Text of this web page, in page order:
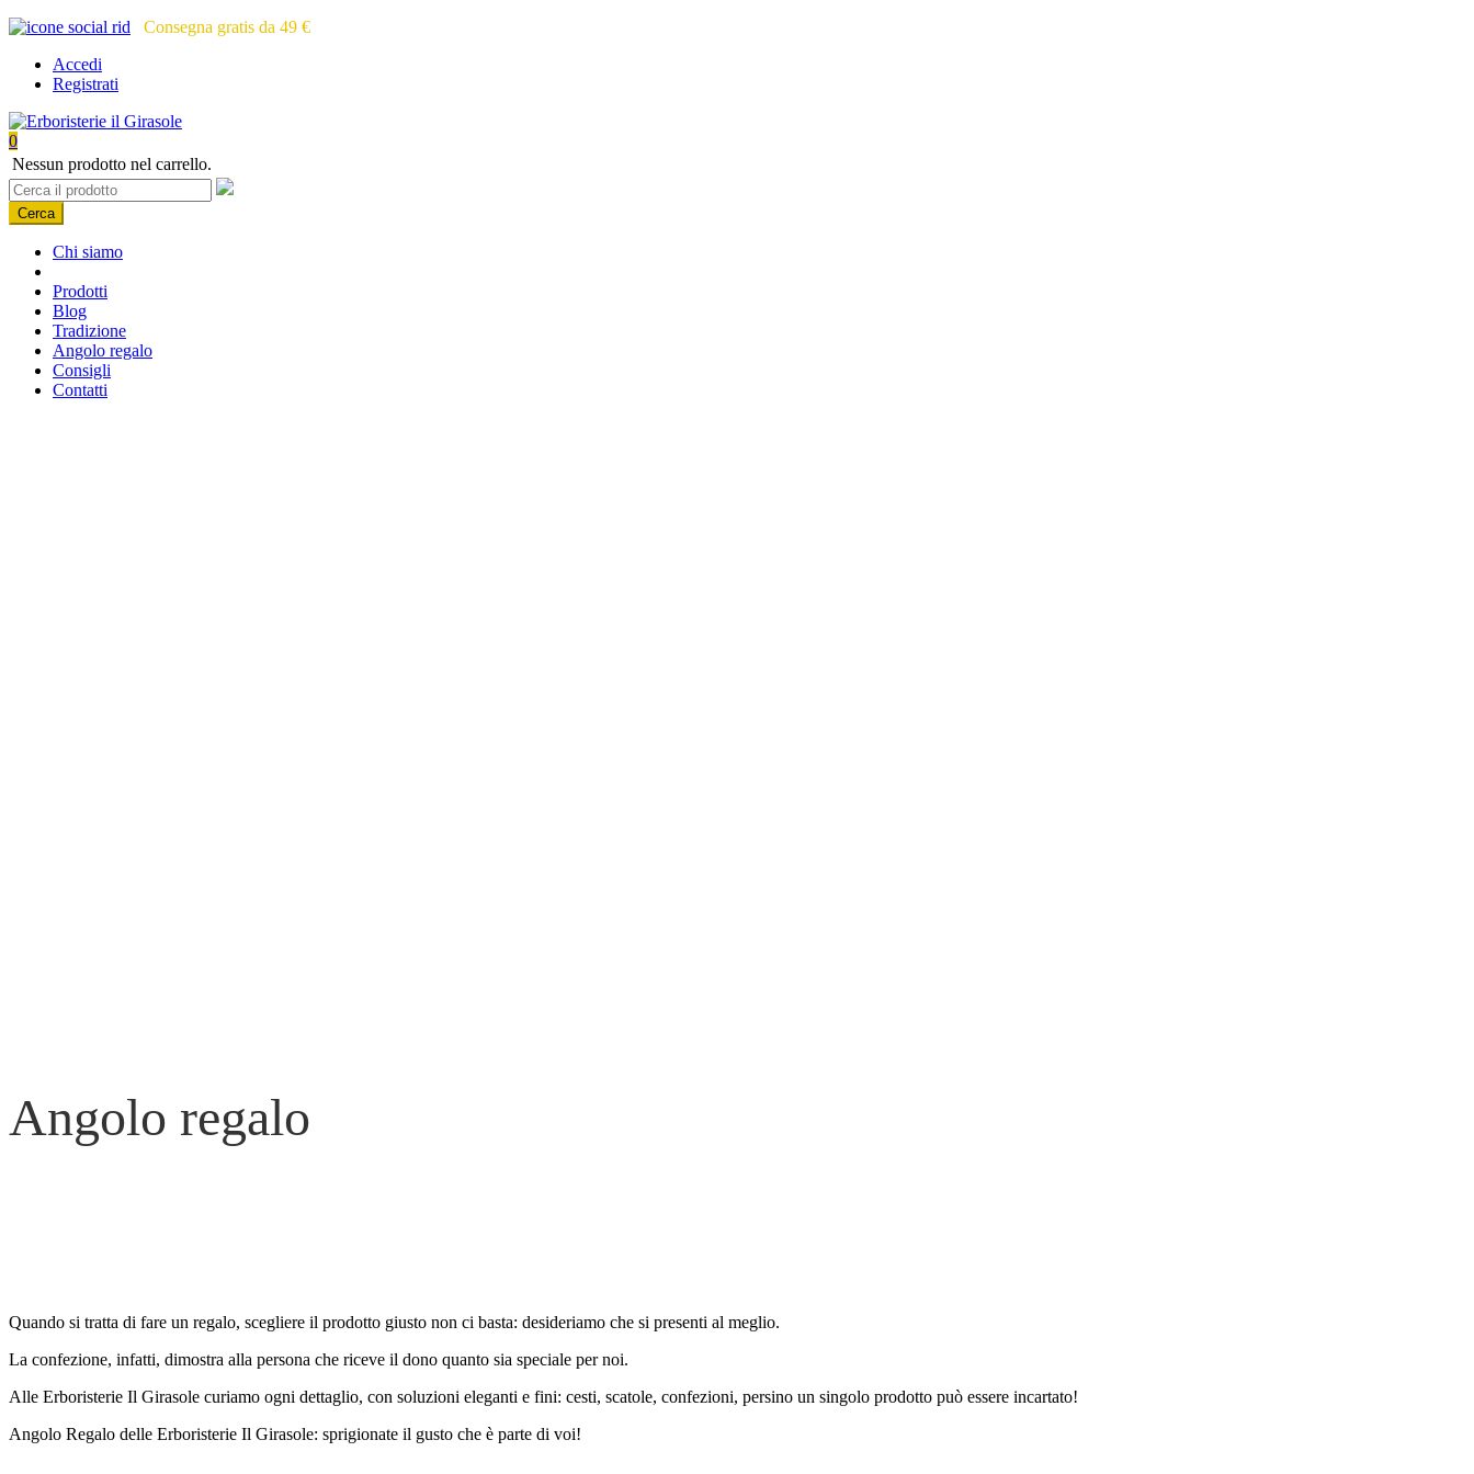
Consegna gratis da 49 €
Accedi
Registrati
0
Nessun prodotto nel carrello.
Cerca
Chi siamo
Prodotti
Blog
Tradizione
Angolo regalo
Consigli
Contatti
Angolo regalo
Quando si tratta di fare un regalo, scegliere il prodotto giusto non ci basta: desideriamo che si presenti al meglio.
La confezione, infatti, dimostra alla persona che riceve il dono quanto sia speciale per noi.
Alle Erboristerie Il Girasole curiamo ogni dettaglio, con soluzioni eleganti e fini: cesti, scatole, confezioni, persino un singolo prodotto può essere incartato!
Angolo Regalo delle Erboristerie Il Girasole: sprigionate il gusto che è parte di voi!